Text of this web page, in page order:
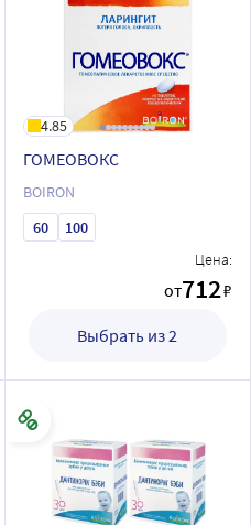
4.85
ГОМЕОВОКС
BOIRON
60
100
Цена:
от712₽
Выбрать из 2